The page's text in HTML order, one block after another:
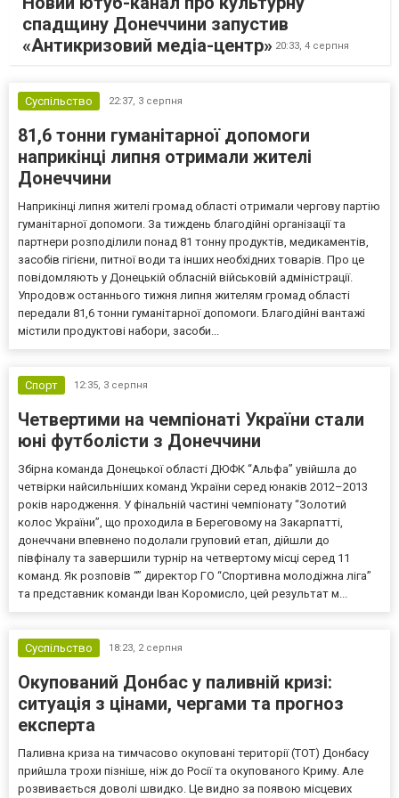
спадщину Донеччини запустив
«Антикризовий медіа-центр» 20:33, 4 серпня
Суспільство 22:37, 3 серпня
81,6 тонни гуманітарної допомоги
наприкінці липня отримали жителі
Донеччини
Наприкінці липня жителі громад області отримали чергову партію
гуманітарної допомоги. За тиждень благодійні організації та
партнери розподілили понад 81 тонну продуктів, медикаментів,
засобів гігієни, питної води та інших необхідних товарів. Про це
повідомляють у Донецькій обласній військовій адміністрації.
Упродовж останнього тижня липня жителям громад області
передали 81,6 тонни гуманітарної допомоги. Благодійні вантажі
містили продуктові набори, засоби...
Спорт 12:35, 3 серпня
Четвертими на чемпіонаті України стали
юні футболісти з Донеччини
Збірна команда Донецької області ДЮФК “Альфа” увійшла до
четвірки найсильніших команд України серед юнаків 2012–2013
років народження. У фінальній частині чемпіонату “Золотий
колос України”, що проходила в Береговому на Закарпатті,
донеччани впевнено подолали груповий етап, дійшли до
півфіналу та завершили турнір на четвертому місці серед 11
команд. Як розповів “” директор ГО “Спортивна молодіжна ліга”
та представник команди Іван Коромисло, цей результат м...
Суспільство 18:23, 2 серпня
Окупований Донбас у паливній кризі:
ситуація з цінами, чергами та прогноз
експерта
Паливна криза на тимчасово окуповані території (ТОТ) Донбасу
прийшла трохи пізніше, ніж до Росії та окупованого Криму. Але
розвивається доволі швидко. Це видно за появою місцевих